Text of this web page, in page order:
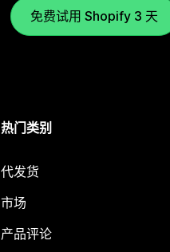
免费试用 Shopify 3 天
热门类别
代发货
市场
产品评论